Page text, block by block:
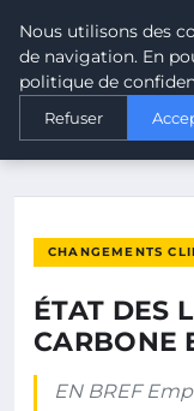
MALTA
ACCUEIL
ÉTAT DES LIEUX DU
CHANGEMENTS
ÉTAT DES
CARBONE
EN BREF
Nous utilisons des
de navigation. En
politique de
Refuser